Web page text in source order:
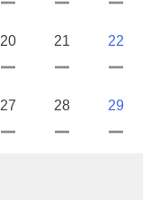
20 21 22
27 28 29